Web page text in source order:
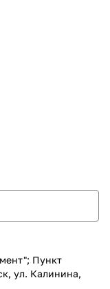
Пункт
ул. Калинина,